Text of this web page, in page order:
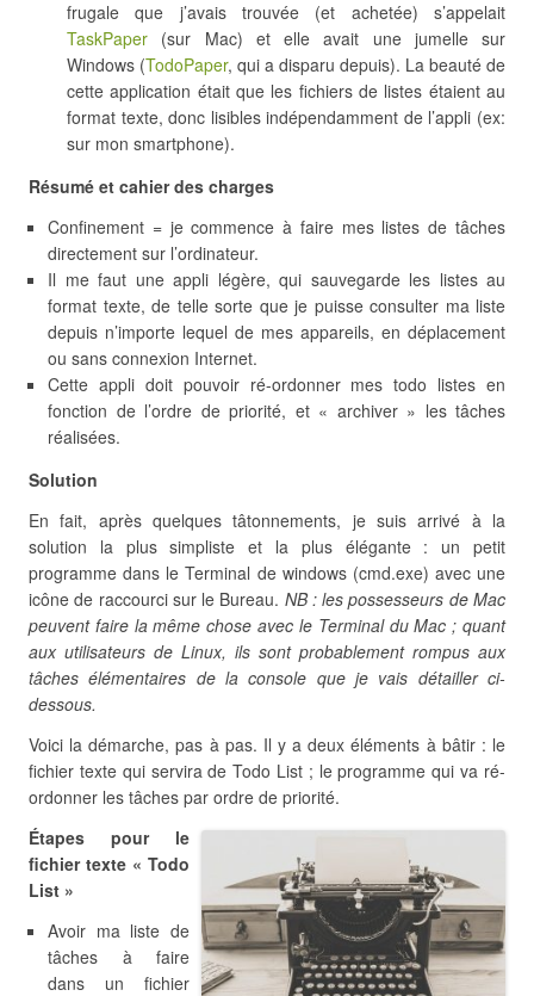
frugale que j’avais trouvée (et achetée) s’appelait
TaskPaper (sur Mac) et elle avait une jumelle sur
Windows (TodoPaper, qui a disparu depuis). La beauté de
cette application était que les fichiers de listes étaient au
format texte, donc lisibles indépendamment de l’appli (ex:
sur mon smartphone).
Résumé et cahier des charges
Confinement = je commence à faire mes listes de tâches
directement sur l’ordinateur.
Il me faut une appli légère, qui sauvegarde les listes au
format texte, de telle sorte que je puisse consulter ma liste
depuis n’importe lequel de mes appareils, en déplacement
ou sans connexion Internet.
Cette appli doit pouvoir ré-ordonner mes todo listes en
fonction de l’ordre de priorité, et « archiver » les tâches
réalisées.
Solution
En fait, après quelques tâtonnements, je suis arrivé à la
solution la plus simpliste et la plus élégante : un petit
programme dans le Terminal de windows (cmd.exe) avec une
icône de raccourci sur le Bureau. NB : les possesseurs de Mac
peuvent faire la même chose avec le Terminal du Mac ; quant
aux utilisateurs de Linux, ils sont probablement rompus aux
tâches élémentaires de la console que je vais détailler ci-
dessous.
Voici la démarche, pas à pas. Il y a deux éléments à bâtir : le
fichier texte qui servira de Todo List ; le programme qui va ré-
ordonner les tâches par ordre de priorité.
Étapes pour le
fichier texte « Todo
List »
Avoir ma liste de
tâches à faire
dans un fichier